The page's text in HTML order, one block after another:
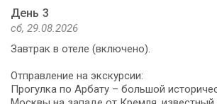
День 3
сб, 29.08.2026
Завтрак в отеле (включено).
Отправление на экскурсии:
Прогулка по Арбату – большой